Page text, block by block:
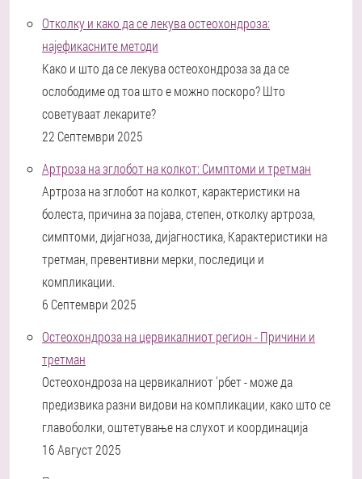
Отколку и како да се лекува остеохондроза:
најефикасните методи
Како и што да се лекува остеохондроза за да се
ослободиме од тоа што е можно поскоро? Што
советуваат лекарите?
22 Септември 2025
Артроза на зглобот на колкот: Симптоми и третман
Артроза на зглобот на колкот, карактеристики на
болеста, причина за појава, степен, отколку артроза,
симптоми, дијагноза, дијагностика, Карактеристики на
третман, превентивни мерки, последици и
компликации.
6 Септември 2025
Остеохондроза на цервикалниот регион - Причини и
третман
Остеохондроза на цервикалниот 'рбет - може да
предизвика разни видови на компликации, како што се
главоболки, оштетување на слухот и координација
16 Август 2025